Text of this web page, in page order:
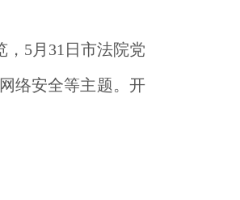
5月31日市法院党
络安全等主题。开